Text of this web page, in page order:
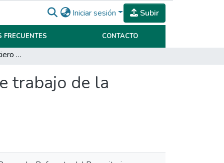
Iniciar sesión Subir
FRECUENTES CONTACTO
Fortalecimiento financiero en la liquidez y capital de trabajo de la empresa Mirgor, año 2025
trabajo de la